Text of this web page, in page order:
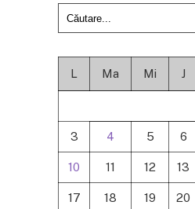
L Ma Mi J
3 4 5 6
10 11 12 13
17 18 19 20